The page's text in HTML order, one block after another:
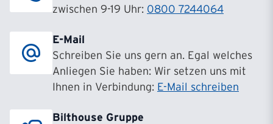
zwischen 9-19 Uhr: 0800 7244064
E-Mail
Schreiben Sie uns gern an. Egal welches
Anliegen Sie haben: Wir setzen uns mit
Ihnen in Verbindung: E-Mail schreiben
Bilthouse Gruppe